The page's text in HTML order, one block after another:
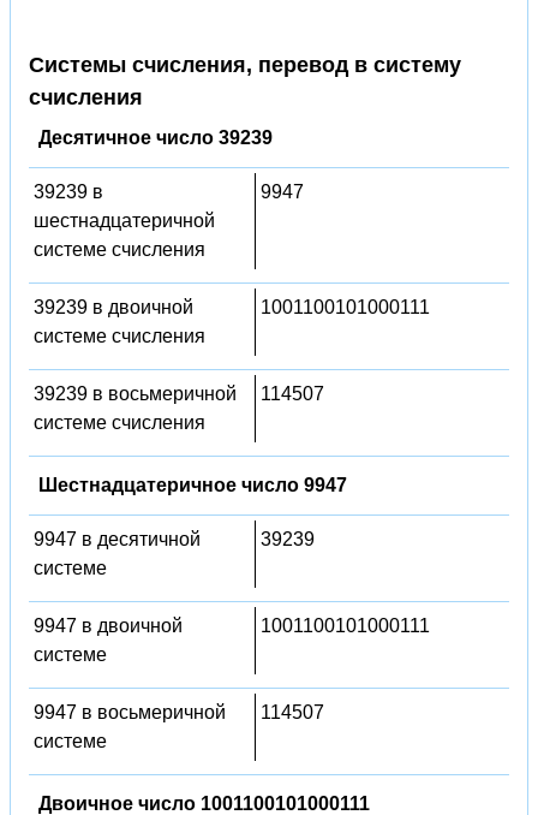
Системы счисления, перевод в систему
счисления
Десятичное число 39239
39239 в
шестнадцатеричной
системе счисления
9947
39239 в двоичной
системе счисления
1001100101000111
39239 в восьмеричной
системе счисления
114507
Шестнадцатеричное число 9947
9947 в десятичной
системе
39239
9947 в двоичной
системе
1001100101000111
9947 в восьмеричной
системе
114507
Двоичное число 1001100101000111